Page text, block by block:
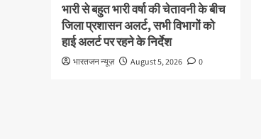
भारी से बहुत भारी वर्षा की चेतावनी के बीच
जिला प्रशासन अलर्ट, सभी विभागों को
हाई अलर्ट पर रहने के निर्देश
भारतजन न्यूज़ August 5, 2026 0